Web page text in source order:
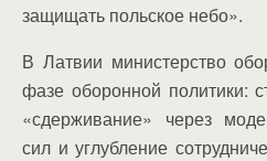
защищать польское небо».
В Латвии министерство
фазе оборонной политики:
«сдерживание» через
сил и углубление